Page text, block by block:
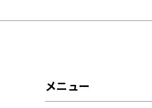
2021年07月
メニュー